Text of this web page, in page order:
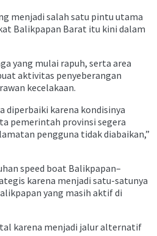
menjadi salah satu pintu utama
Balikpapan Barat itu kini dalam
yang mulai rapuh, serta area
aktivitas penyeberangan
kecelakaan.
diperbaiki karena kondisinya
pemerintah provinsi segera
pengguna tidak diabaikan,”
speed boat Balikpapan–
karena menjadi satu-satunya
yang masih aktif di
karena menjadi jalur alternatif